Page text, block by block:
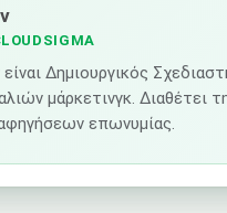
Δημιουργικός
μάρκετινγκ. Διαθέτει
επωνυμίας.